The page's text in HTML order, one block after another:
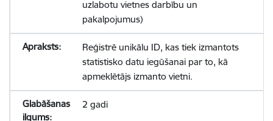
uzlabotu vietnes darbību un
pakalpojumus)
Reģistrē unikālu ID, kas tiek izmantots
statistisko datu iegūšanai par to, kā
apmeklētājs izmanto vietni.
2 gadi